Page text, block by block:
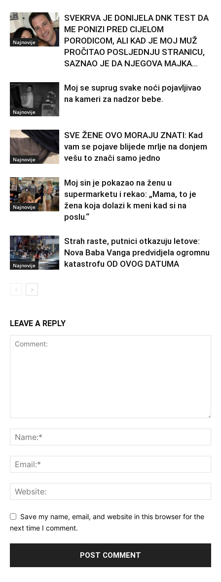
Najnovije
SVEKRVA JE DONIJELA DNK TEST DA
ME PONIZI PRED CIJELOM
PORODICOM, ALI KAD JE MOJ MUŽ
PROČITAO POSLJEDNJU STRANICU,
SAZNAO JE DA NJEGOVA MAJKA...
Najnovije
Moj se suprug svake noći pojavljivao
na kameri za nadzor bebe.
Najnovije
SVE ŽENE OVO MORAJU ZNATI: Kad
vam se pojave blijede mrlje na donjem
vešu to znači samo jedno
Najnovije
Moj sin je pokazao na ženu u
supermarketu i rekao: „Mama, to je
žena koja dolazi k meni kad si na
poslu.“
Najnovije
Strah raste, putnici otkazuju letove:
Nova Baba Vanga predvidjela ogromnu
katastrofu OD OVOG DATUMA
LEAVE A REPLY
Save my name, email, and website in this browser for the
next time I comment.